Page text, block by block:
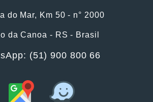
do Mar, Km 50 - n° 2000
da Canoa - RS - Brasil
(51) 900 800 66